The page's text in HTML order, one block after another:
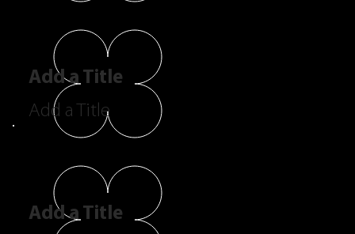
Add a Title
Add a Title
Add a Title